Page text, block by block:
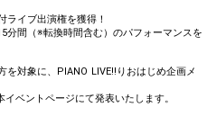
イブ出演権を獲得！
分間（※転換時間含む）のパフォーマンスを
対象に、PIANO LIVE!!りおはじめ企画メ
ベントページにて発表いたします。